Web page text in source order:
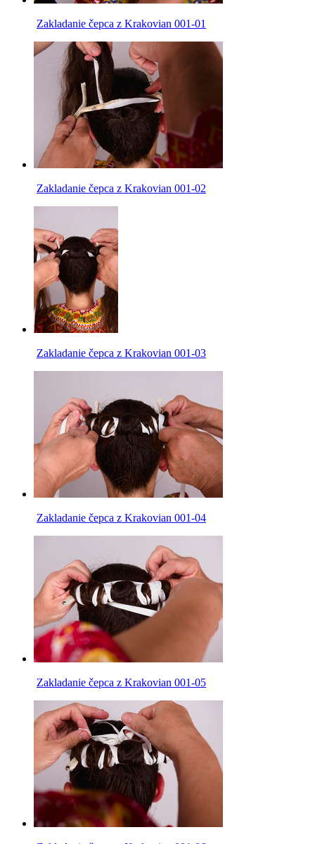
Zakladanie čepca z Krakovian 001-01
Zakladanie čepca z Krakovian 001-02
Zakladanie čepca z Krakovian 001-03
Zakladanie čepca z Krakovian 001-04
Zakladanie čepca z Krakovian 001-05